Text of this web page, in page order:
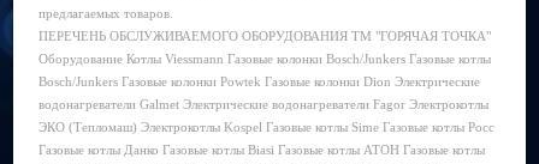
предлагаемых товаров.
ПЕРЕЧЕНЬ ОБСЛУЖИВАЕМОГО ОБОРУДОВАНИЯ ТМ "ГОРЯЧАЯ ТОЧКА"
Оборудование Котлы Viessmann Газовые колонки Bosch/Junkers Газовые котлы
Bosch/Junkers Газовые колонки Powtek Газовые колонки Dion Электрические
водонагреватели Galmet Электрические водонагреватели Fagor Электрокотлы
ЭКО (Тепломаш) Электрокотлы Kospel Газовые котлы Sime Газовые котлы Росс
Газовые котлы Данко Газовые котлы Biasi Газовые котлы АТОН Газовые котлы